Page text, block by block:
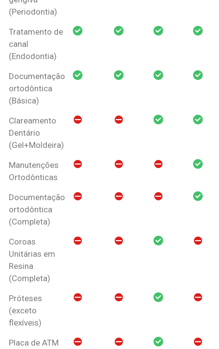
(Periodontia)
Tratamento de
canal
(Endodontia)
Documentação
ortodôntica
(Básica)
Clareamento
Dentário
(Gel+Moldeira)
Manutenções
Ortodônticas
Documentação
ortodôntica
(Completa)
Coroas
Unitárias em
Resina
(Completa)
Próteses
(exceto
flexíveis)
Placa de ATM